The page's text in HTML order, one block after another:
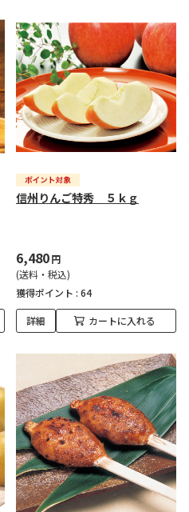
信州りんご特秀 ５ｋｇ
6,480円
(送料・税込)
獲得ポイント : 64
詳細 カートに入れる